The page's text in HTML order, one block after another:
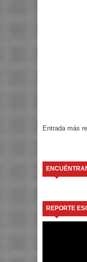
Entrada más
REPORTE